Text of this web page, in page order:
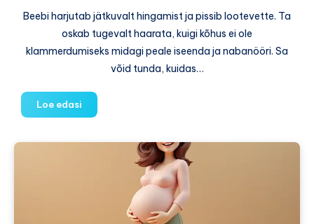
Beebi harjutab jätkuvalt hingamist ja pissib lootevette. Ta
oskab tugevalt haarata, kuigi kõhus ei ole
klammerdumiseks midagi peale iseenda ja nabanööri. Sa
võid tunda, kuidas…
Loe edasi
nädal